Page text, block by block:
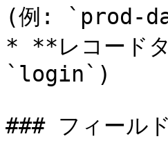
(例: `prod-
* **レコード
`login`)
### フィール